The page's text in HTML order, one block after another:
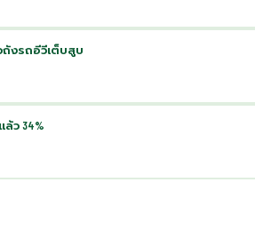
ถังรถอีวีเต็บสูบ
ว 34%